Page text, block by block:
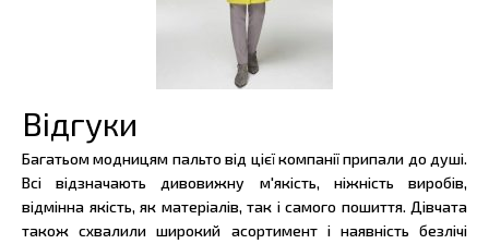
Відгуки
Багатьом модницям пальто від цієї компанії припали до душі.
Всі відзначають дивовижну м'якість, ніжність виробів,
відмінна якість, як матеріалів, так і самого пошиття. Дівчата
також схвалили широкий асортимент і наявність безлічі